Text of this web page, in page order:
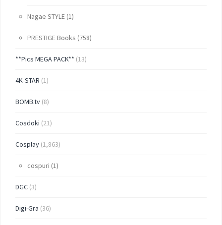
Nagae STYLE (1)
PRESTIGE Books (758)
**Pics MEGA PACK** (13)
4K-STAR (1)
BOMB.tv (8)
Cosdoki (21)
Cosplay (1,863)
cospuri (1)
DGC (3)
Digi-Gra (36)